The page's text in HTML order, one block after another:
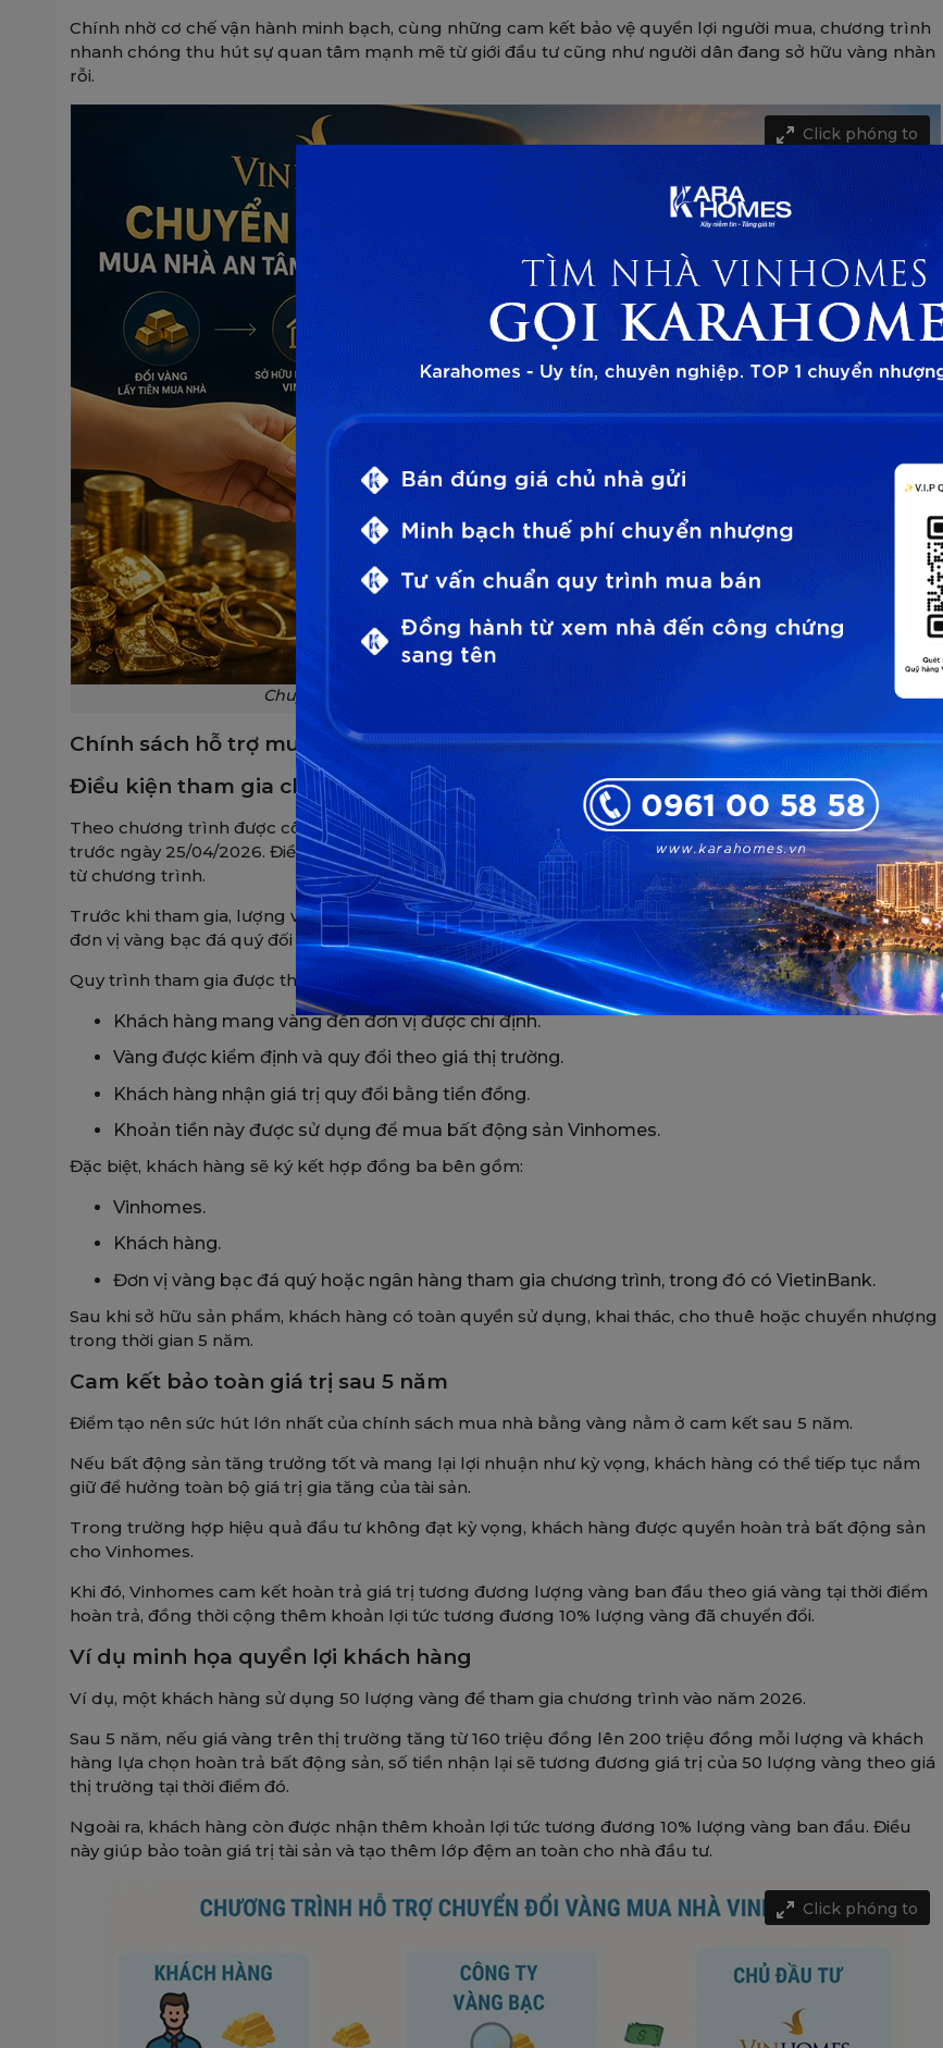
Chính nhờ cơ chế vận hành minh bạch, cùng những cam kết bảo vệ quyền lợi người mua, chương trình
nhanh chóng thu hút sự quan tâm mạnh mẽ từ giới đầu tư cũng như người dân đang sở hữu vàng nhàn
rỗi.
Click phóng to
Chuyển đổi vàng nhàn rỗi thành tài sản bất động sản giá trị
Chính sách hỗ trợ mua nhà bằng vàng của Vinhomes vận hành như thế nào?
Điều kiện tham gia chương trình mua nhà bằng vàng
Theo chương trình được công bố, chính sách chỉ áp dụng đối với lượng vàng mà khách hàng đã sở hữu
trước ngày 25/04/2026. Điều kiện này được đưa ra nhằm ngăn chặn hiện tượng đầu cơ vàng để hưởng lợi
từ chương trình.
Trước khi tham gia, lượng vàng của khách hàng sẽ được xác thực nguồn gốc và định giá thông qua các
đơn vị vàng bạc đá quý đối tác.
Quy trình tham gia được thực hiện theo các bước rõ ràng:
Khách hàng mang vàng đến đơn vị được chỉ định.
Vàng được kiểm định và quy đổi theo giá thị trường.
Khách hàng nhận giá trị quy đổi bằng tiền đồng.
Khoản tiền này được sử dụng để mua bất động sản Vinhomes.
Đặc biệt, khách hàng sẽ ký kết hợp đồng ba bên gồm:
Vinhomes.
Khách hàng.
Đơn vị vàng bạc đá quý hoặc ngân hàng tham gia chương trình, trong đó có VietinBank.
Sau khi sở hữu sản phẩm, khách hàng có toàn quyền sử dụng, khai thác, cho thuê hoặc chuyển nhượng
trong thời gian 5 năm.
Cam kết bảo toàn giá trị sau 5 năm
Điểm tạo nên sức hút lớn nhất của chính sách mua nhà bằng vàng nằm ở cam kết sau 5 năm.
Nếu bất động sản tăng trưởng tốt và mang lại lợi nhuận như kỳ vọng, khách hàng có thể tiếp tục nắm
giữ để hưởng toàn bộ giá trị gia tăng của tài sản.
Trong trường hợp hiệu quả đầu tư không đạt kỳ vọng, khách hàng được quyền hoàn trả bất động sản
cho Vinhomes.
Khi đó, Vinhomes cam kết hoàn trả giá trị tương đương lượng vàng ban đầu theo giá vàng tại thời điểm
hoàn trả, đồng thời cộng thêm khoản lợi tức tương đương 10% lượng vàng đã chuyển đổi.
Ví dụ minh họa quyền lợi khách hàng
Ví dụ, một khách hàng sử dụng 50 lượng vàng để tham gia chương trình vào năm 2026.
Sau 5 năm, nếu giá vàng trên thị trường tăng từ 160 triệu đồng lên 200 triệu đồng mỗi lượng và khách
hàng lựa chọn hoàn trả bất động sản, số tiền nhận lại sẽ tương đương giá trị của 50 lượng vàng theo giá
thị trường tại thời điểm đó.
Ngoài ra, khách hàng còn được nhận thêm khoản lợi tức tương đương 10% lượng vàng ban đầu. Điều
này giúp bảo toàn giá trị tài sản và tạo thêm lớp đệm an toàn cho nhà đầu tư.
Click phóng to